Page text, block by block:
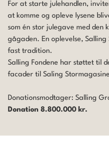
For at starte julehandlen,
at komme og opleve lysene
som én stor julegave med den
gågaden. En oplevelse,
fast tradition.
Salling Fondene har støttet til
facader til Saling
Donationsmodtager: Salling
Donation 8.800.000 kr.